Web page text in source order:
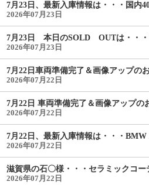
7月23日、最新入庫情報は・・・国内
2026年07月23日
7月23日 本日のSOLD OUTは・・・
2026年07月23日
7月22日車両準備完了＆画像アップの
2026年07月22日
7月22日 車両準備完了＆画像アップの
2026年07月22日
7月22日、最新入庫情報は・・・BMW
2026年07月22日
滋賀県の石〇様・・・セラミックコー
2026年07月22日